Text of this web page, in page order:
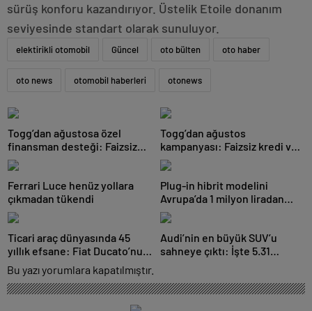
sürüş konforu kazandırıyor. Üstelik Etoile donanım
seviyesinde standart olarak sunuluyor.
elektirikli otomobil Güncel oto bülten oto haber
oto news otomobil haberleri otonews
Togg’dan ağustosa özel
finansman desteği: Faizsiz
kredi ve Trugo indirimi bir
arada
Togg’dan ağustos
kampanyası: Faizsiz kredi ve
Trugo indirimi bir arada
Ferrari Luce henüz yollara
çıkmadan tükendi
Plug-in hibrit modelini
Avrupa’da 1 milyon liradan
satışa çıkardı
Ticari araç dünyasında 45
yıllık efsane: Fiat Ducato’nun
devrim dolu tarihi
Audi’nin en büyük SUV’u
sahneye çıktı: İşte 5.31
Bu yazı yorumlara kapatılmıştır.